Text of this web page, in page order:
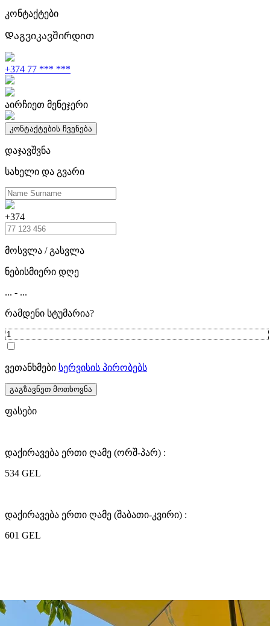
კონტაქტები
Დაგვიკავშირდით
+374 77 *** ***
აირჩიეთ მენეჯერი
კონტაქტების ჩვენება
დაჯავშვნა
სახელი და გვარი
+374
მოსვლა / გასვლა
ნებისმიერი დღე
... - ...
რამდენი სტუმარია?
ვეთანხმები სერვისის პირობებს
გაგზავნეთ მოთხოვნა
ფასები
დაქირავება ერთი ღამე (ორშ-პარ) :
534 GEL
დაქირავება ერთი ღამე (შაბათი-კვირი) :
601 GEL